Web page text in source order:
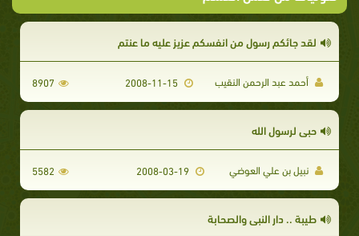
لقد جائكم رسول من انفسكم عزيز عليه ما عنتم
أحمد عبد الرحمن النقيب 8907
حبي لرسول الله
نبيل بن علي العوضي 2008-03-19
5582
طيبة .. دار النبي والصحابة